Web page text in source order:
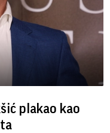
plakao kao